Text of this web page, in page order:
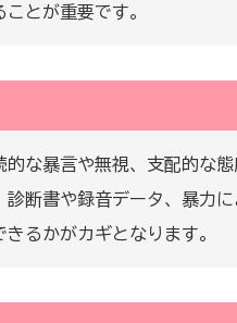
とが重要です。
な暴言や無視、支配的な
断書や録音データ、暴力
るかがカギとなります。